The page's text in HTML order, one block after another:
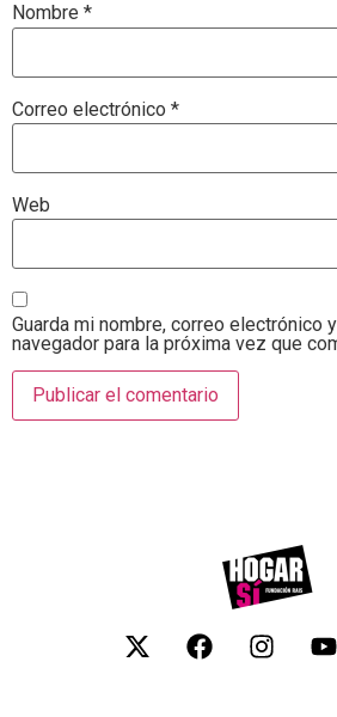
Nombre *
Correo electrónico *
Web
Guarda mi nombre, correo electrónico
navegador para la próxima vez que